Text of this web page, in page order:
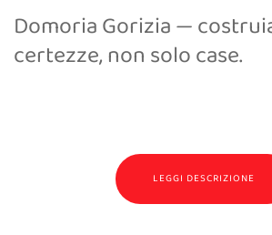
Domoria Gorizia —
certezze, non solo case.
LEGGI DESCRIZIONE